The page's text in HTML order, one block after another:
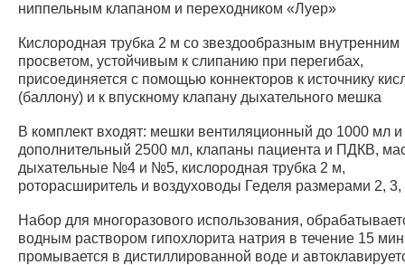
ниппельным клапаном и переходником «Луер»
Кислородная трубка 2 м со звездообразным внутренним
просветом, устойчивым к слипанию при перегибах,
присоединяется с помощью коннекторов к источнику
(баллону) и к впускному клапану дыхательного мешка
В комплект входят: мешки вентиляционный до 1000 мл и
дополнительный 2500 мл, клапаны пациента и ПДКВ,
дыхательные №4 и №5, кислородная трубка 2 м,
роторасширитель и воздуховоды Геделя размерами 2, 3,
Набор для многоразового использования,
водным раствором гипохлорита натрия в течение 15
промывается в дистиллированной воде и